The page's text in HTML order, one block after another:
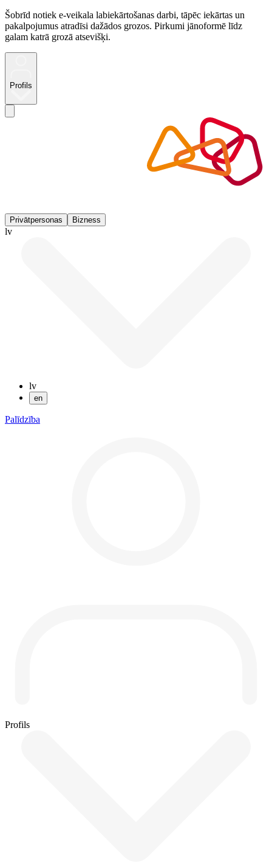
Šobrīd notiek e-veikala labiekārtošanas darbi, tāpēc iekārtas un
pakalpojumus atradīsi dažādos grozos. Pirkumi jānoformē līdz
galam katrā grozā atsevišķi.
Profils
Privātpersonas Bizness
lv
lv
en
Palīdzība
Profils